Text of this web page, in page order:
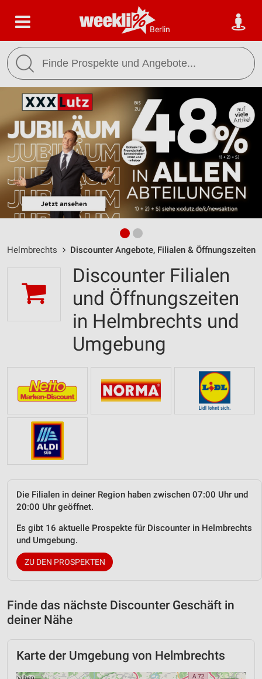
Berlin
Helmbrechts Discounter Angebote, Filialen & Öffnungszeiten
Discounter Filialen
und Öffnungszeiten
in Helmbrechts und
Umgebung
Die Filialen in deiner Region haben zwischen 07:00 Uhr und
20:00 Uhr geöffnet.
Es gibt 16 aktuelle Prospekte für Discounter in Helmbrechts
und Umgebung.
ZU DEN PROSPEKTEN
Finde das nächste Discounter Geschäft in
deiner Nähe
Karte der Umgebung von Helmbrechts